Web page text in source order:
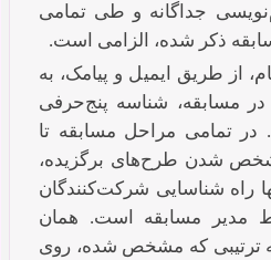
جداگانه و طی تمامی
ذکر شده، الزامی است.
از طریق ایمیل و پیامک، به
مسابقه، شناسه پنج‌حرفی
تمامی مراحل مسابقه تا
شدن طرح‌های برگزیده،
راه شناسایی شرکت‌کنندگان
مدیر مسابقه است. همان
ترتیبی که مشخص شده،‌ روی